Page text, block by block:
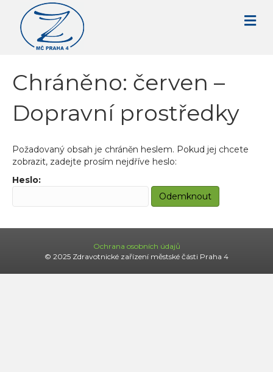
Chráněno: červen –
Dopravní prostředky
Požadovaný obsah je chráněn heslem. Pokud jej chcete
zobrazit, zadejte prosím nejdříve heslo:
Heslo:
Ochrana osobních údajů
© 2025 Zdravotnické zařízení městské části Praha 4